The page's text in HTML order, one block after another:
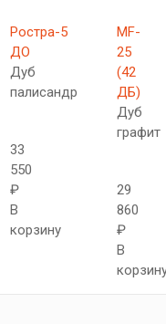
Ростра-5
ДО
Дуб
палисандр
33
550
₽
В
корзину
MF-
25
(42
ДБ)
Дуб
графит
29
860
₽
В